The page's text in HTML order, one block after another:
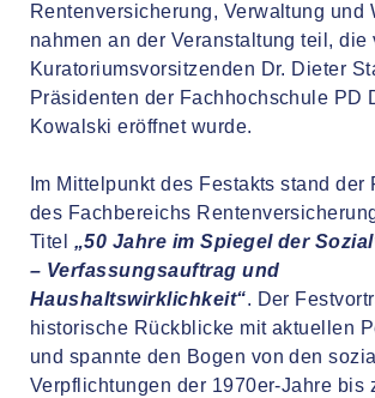
Rentenversicherung, Verwaltung und
nahmen an der Veranstaltung teil, die
Kuratoriumsvorsitzenden Dr. Dieter
Präsidenten der Fachhochschule PD
Kowalski eröffnet wurde.
Im Mittelpunkt des Festakts stand der
des Fachbereichs
Titel „50 Jahre im Spiegel der
– Verfassungsauftrag und
Haushaltswirklichkeit“. Der
historische Rückblicke mit aktuellen
und spannte den Bogen von den
Verpflichtungen der 1970er-Jahre bis